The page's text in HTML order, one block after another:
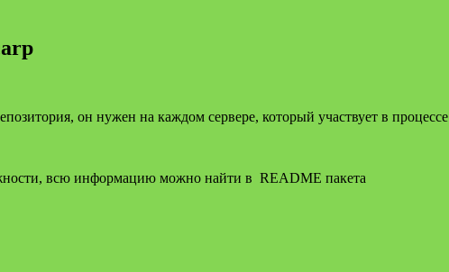
он нужен на каждом сервере, который участвует в процессе
всю информацию можно найти в README пакета